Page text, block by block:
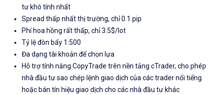
tư khó tính nhất
Spread thấp nhất thị trường, chỉ 0.1 pip
Phí hoa hồng rất thấp, chỉ 3.5$/lot
Tỷ lệ đòn bẩy 1:500
Đa dạng tài khoản để chọn lựa
Hỗ trợ tính năng CopyTrade trên nền tảng cTrader, cho phép
nhà đầu tư sao chép lệnh giao dịch của các trader nổi tiếng
hoặc bán tín hiệu giao dịch cho các nhà đầu tư khác